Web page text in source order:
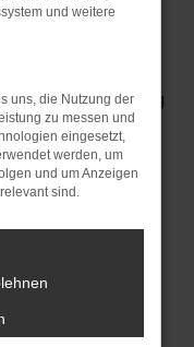
für
einen Kia Ceed
Modell hat in
unter
auf dem Weg
ist das hohe
der Motoren.
Daub
unterläuft vor
sind erst dann
existieren und
und Erfahrung
und weitere
uns, die Nutzung der
zu messen und
eingesetzt,
werden, um
und um Anzeigen
sind.